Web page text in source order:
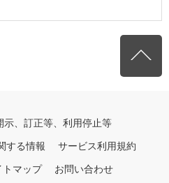
示、訂正等、利用停止等
する情報 サービス利用規約
トマップ お問い合わせ